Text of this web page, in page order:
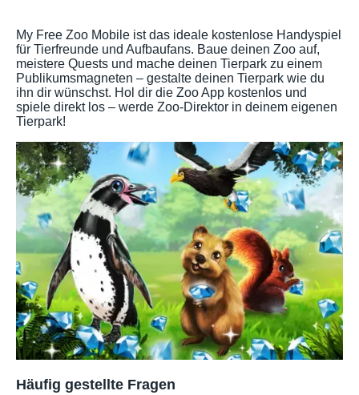
My Free Zoo Mobile ist das ideale kostenlose Handyspiel
für Tierfreunde und Aufbaufans. Baue deinen Zoo auf,
meistere Quests und mache deinen Tierpark zu einem
Publikumsmagneten – gestalte deinen Tierpark wie du
ihn dir wünschst. Hol dir die Zoo App kostenlos und
spiele direkt los – werde Zoo-Direktor in deinem eigenen
Tierpark!
Häufig gestellte Fragen